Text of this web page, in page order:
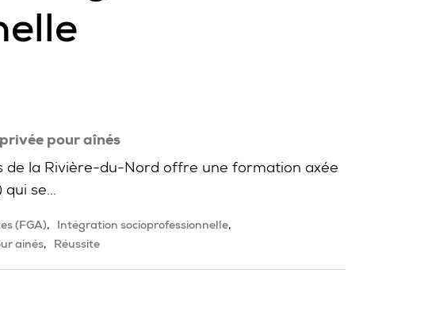
pour aînés
la Rivière-du-Nord offre une formation axée
se...
(FGA)
Intégration socioprofessionnelle
ainés Réussite